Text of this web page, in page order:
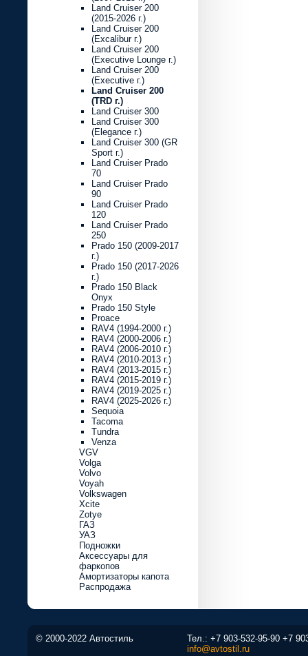
Land Cruiser 200
(2015-2026 г.)
Land Cruiser 200
(Excalibur г.)
Land Cruiser 200
(Executive Lounge г.)
Land Cruiser 200
(Executive г.)
Land Cruiser 200
(TRD г.)
Land Cruiser 300
Land Cruiser 300
(Elegance г.)
Land Cruiser 300 (GR
Sport г.)
Land Cruiser Prado
70
Land Cruiser Prado
90
Land Cruiser Prado
120
Land Cruiser Prado
250
Prado 150 (2009-2017
г.)
Prado 150 (2017-2026
г.)
Prado 150 Black
Onyx
Prado 150 Style
Proace
RAV4 (1994-2000 г.)
RAV4 (2000-2006 г.)
RAV4 (2006-2010 г.)
RAV4 (2010-2013 г.)
RAV4 (2013-2015 г.)
RAV4 (2015-2019 г.)
RAV4 (2019-2025 г.)
RAV4 (2025-2026 г.)
Sequoia
Tacoma
Tundra
Venza
VGV
Volga
Volvo
Voyah
Volkswagen
Xcite
Zotye
ГАЗ
УАЗ
Подножки
Аксессуары для
фаркопов
Амортизаторы капота
Распродажа
© 2000-2022 Автостиль Тел.: +7 903-532-95-90 +7
info@avtostil.ru